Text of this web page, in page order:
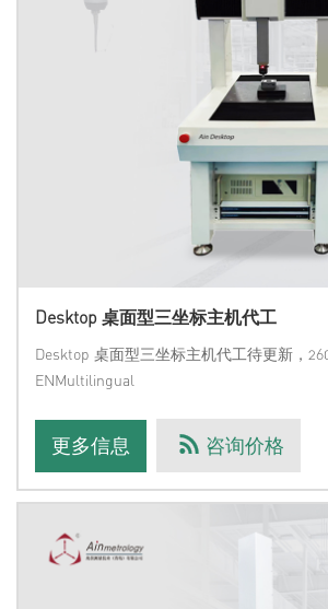
Desktop 桌面型三坐标主机代工
Desktop 桌面型三坐标主机代工待更新，
ENMultilingual
更多信息 咨询价格